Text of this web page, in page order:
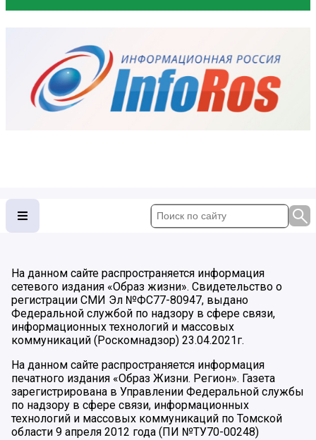
На данном сайте распространяется информация
сетевого издания «Образ жизни». Свидетельство о
регистрации СМИ Эл №ФС77-80947, выдано
Федеральной службой по надзору в сфере связи,
информационных технологий и массовых
коммуникаций (Роскомнадзор) 23.04.2021г.
На данном сайте распространяется информация
печатного издания «Образ Жизни. Регион». Газета
зарегистрирована в Управлении Федеральной службы
по надзору в сфере связи, информационных
технологий и массовых коммуникаций по Томской
области 9 апреля 2012 года (ПИ №ТУ70-00248)